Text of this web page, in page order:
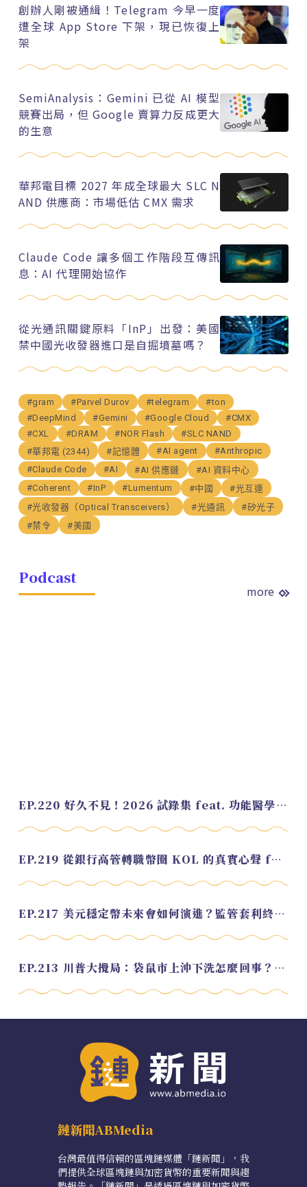
創辦人剛被通緝！Telegram 今早一度
遭全球 App Store 下架，現已恢復上
架
SemiAnalysis：Gemini 已從 AI 模型
競賽出局，但 Google 賣算力反成更大
的生意
華邦電目標 2027 年成全球最大 SLC N
AND 供應商：市場低估 CMX 需求
Claude Code 讓多個工作階段互傳訊
息：AI 代理開始協作
從光通訊關鍵原料「InP」出發：美國
禁中國光收發器進口是自掘墳墓嗎？
#gram #Parvel Durov #telegram
#ton
#DeepMind
#Gemini #Google Cloud
#CMX
#CXL
#DRAM #NOR Flash
#SLC NAND
#華邦電 (2344)
#記憶體 #AI agent
#Anthropic
#Claude Code
#AI #AI 供應鏈
#AI 資料中心
#Coherent
#InP #Lumentum #中國
#光互連
#光收發器（Optical Transceivers）
#光通訊
#矽光子
#禁令
#美國
Podcast
more
EP.220 好久不見！2026 試錄集 feat. 功能醫學營養師 美寶
EP.219 從銀行高管轉職幣圈 KOL 的真實心聲 feat.龜大
EP.217 美元穩定幣未來會如何演進？監管套利終將收斂？feat. 研究員 余哲安
EP.213 川普大攪局：袋鼠市上沖下洗怎麼回事？feat. Alvin
鏈新聞ABMedia
台灣最值得信賴的區塊鏈媒體「鏈新聞」，我
們提供全球區塊鏈與加密貨幣的重要新聞與趨